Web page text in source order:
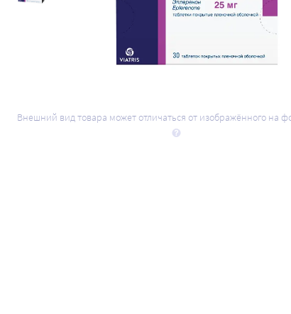
Внешний вид товара может отличаться от изображённого на